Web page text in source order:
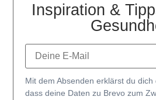
Inspiration &
Mit dem Absenden erklärst du
dass deine Daten zu Brevo zum